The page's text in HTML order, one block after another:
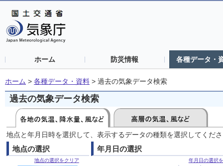
ホーム 防災情報 各種データ・
ホーム > 各種データ・資料 > 過去の気象データ検索
過去の気象データ検索
地点と年月日時を選択して、表示するデータの種類を選択してくだ
地点の選択
地点の選択をクリア
年月日の選択
年月日の選択